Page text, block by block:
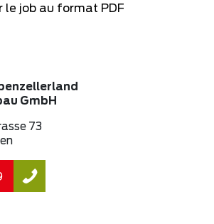
le job au format PDF
GmbH
73